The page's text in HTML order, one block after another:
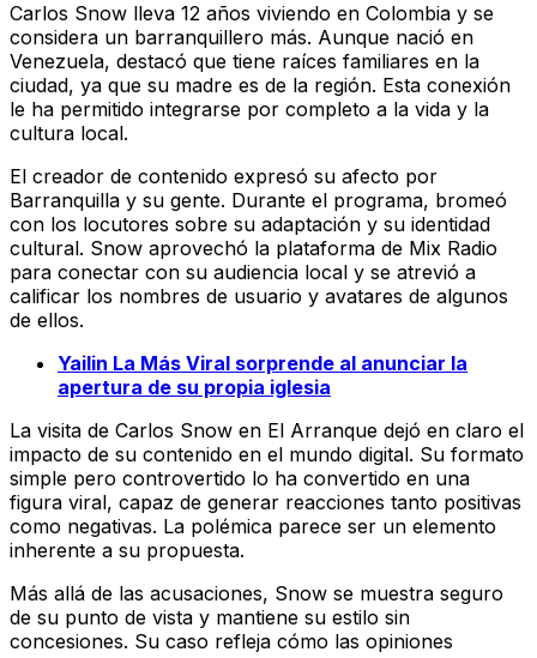
Carlos Snow lleva 12 años viviendo en Colombia y se
considera un barranquillero más. Aunque nació en
Venezuela, destacó que tiene raíces familiares en la
ciudad, ya que su madre es de la región. Esta conexión
le ha permitido integrarse por completo a la vida y la
cultura local.
El creador de contenido expresó su afecto por
Barranquilla y su gente. Durante el programa, bromeó
con los locutores sobre su adaptación y su identidad
cultural. Snow aprovechó la plataforma de Mix Radio
para conectar con su audiencia local y se atrevió a
calificar los nombres de usuario y avatares de algunos
de ellos.
Yailin La Más Viral sorprende al anunciar la
apertura de su propia iglesia
La visita de Carlos Snow en El Arranque dejó en claro el
impacto de su contenido en el mundo digital. Su formato
simple pero controvertido lo ha convertido en una
figura viral, capaz de generar reacciones tanto positivas
como negativas. La polémica parece ser un elemento
inherente a su propuesta.
Más allá de las acusaciones, Snow se muestra seguro
de su punto de vista y mantiene su estilo sin
concesiones. Su caso refleja cómo las opiniones